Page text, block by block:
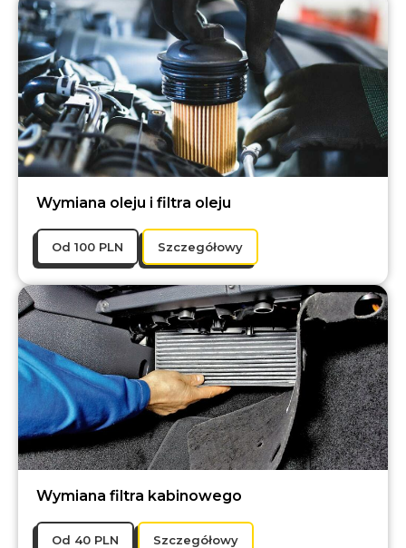
Wymiana oleju i filtra oleju
Оd 100 PLN Szczegółowy
Wymiana filtra kabinowego
Оd 40 PLN Szczegółowy